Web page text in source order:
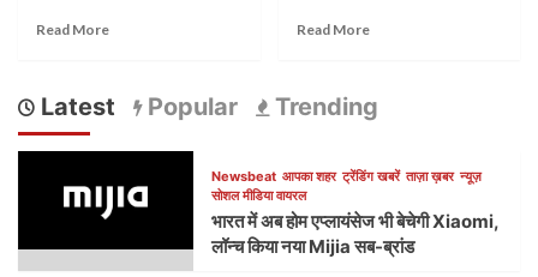
Read More Read More
Latest Popular Trending
Newsbeat आपका शहर ट्रेंडिंग खबरें ताज़ा ख़बर न्यूज़
सोशल मीडिया वायरल
भारत में अब होम एप्लायंसेज भी बेचेगी Xiaomi,
लॉन्च किया नया Mijia सब-ब्रांड